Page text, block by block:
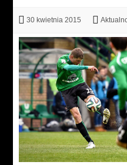
30 kwietnia 2015